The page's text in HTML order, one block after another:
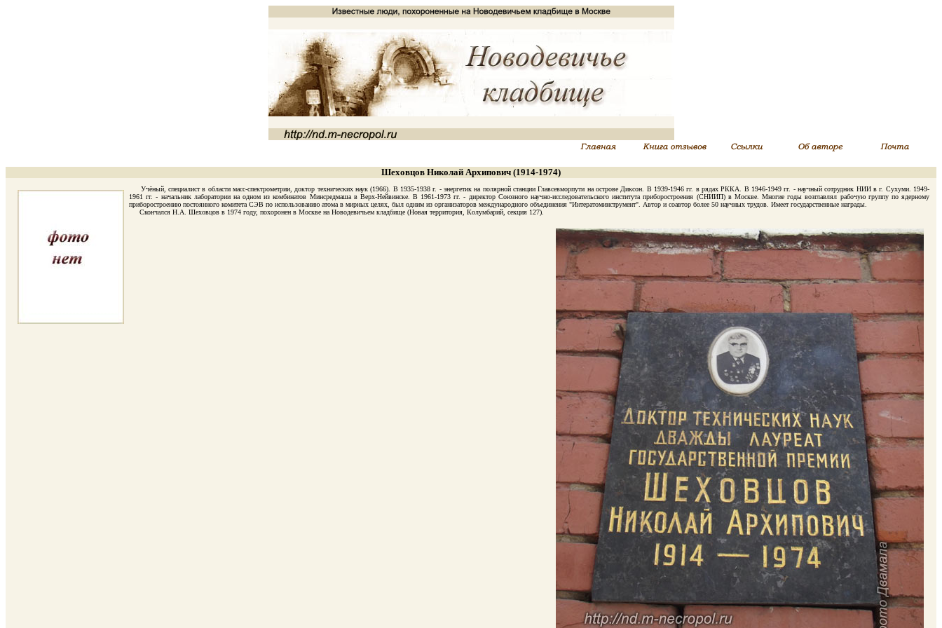
Шеховцов Николай Архипович (1914-1974)
Учёный, специалист в области масс-спектрометрии, доктор технических наук (1966). В 1935-1938 г. - энергетик на полярной станции Главсевморпути на острове Диксон. В 1939-1946 гг. в рядах РККА. В 1946-1949 гг. - научный сотрудник НИИ в г. Сухуми. 1949-
1961 гг. - начальник лаборатории на одном из комбинатов Минсредмаша в Верх-Нейвинске. В 1961-1973 гг. - директор Союзного научно-исследовательского института приборостроения (СНИИП) в Москве. Многие годы возглавлял рабочую группу по ядерному
приборостроению постоянного комитета СЭВ по использованию атома в мирных целях, был одним из организаторов международного объединения "Интератоминструмент". Автор и соавтор более 50 научных трудов. Имеет государственные награды.
Скончался Н.А. Шеховцов в 1974 году, похоронен в Москве на Новодевичьем кладбище (Новая территория, Колумбарий, секция 127).